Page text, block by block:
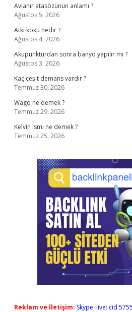
Avlanır atasözünün anlamı ?
Ağustos 5, 2026
Atkı kökü nedir ?
Ağustos 4, 2026
Akupunkturdan sonra banyo yapılır mı ?
Ağustos 3, 2026
Kaç çeşit demans vardır ?
Temmuz 30, 2026
Wago ne demek ?
Temmuz 29, 2026
Kelvin ismi ne demek ?
Temmuz 25, 2026
Reklam ve İletişim: Skype: